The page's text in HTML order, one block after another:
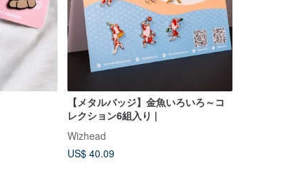
【メタルバッジ】金魚いろいろ～コ
レクション6組入り |
Wizhead
US$ 40.09